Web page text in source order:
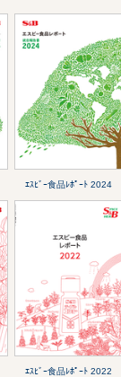
ｴｽﾋﾞｰ食品ﾚﾎﾟｰﾄ 2024
ｴｽﾋﾞｰ食品ﾚﾎﾟｰﾄ 2022